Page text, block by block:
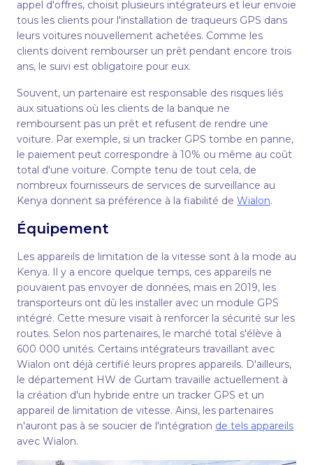
appel d'offres, choisit plusieurs intégrateurs et leur envoie
tous les clients pour l'installation de traqueurs GPS dans
leurs voitures nouvellement achetées. Comme les
clients doivent rembourser un prêt pendant encore trois
ans, le suivi est obligatoire pour eux.
Souvent, un partenaire est responsable des risques liés
aux situations où les clients de la banque ne
remboursent pas un prêt et refusent de rendre une
voiture. Par exemple, si un tracker GPS tombe en panne,
le paiement peut correspondre à 10% ou même au coût
total d'une voiture. Compte tenu de tout cela, de
nombreux fournisseurs de services de surveillance au
Kenya donnent sa préférence à la fiabilité de Wialon.
Équipement
Les appareils de limitation de la vitesse sont à la mode au
Kenya. Il y a encore quelque temps, ces appareils ne
pouvaient pas envoyer de données, mais en 2019, les
transporteurs ont dû les installer avec un module GPS
intégré. Cette mesure visait à renforcer la sécurité sur les
routes. Selon nos partenaires, le marché total s'élève à
600 000 unités. Certains intégrateurs travaillant avec
Wialon ont déjà certifié leurs propres appareils. D'ailleurs,
le département HW de Gurtam travaille actuellement à
la création d'un hybride entre un tracker GPS et un
appareil de limitation de vitesse. Ainsi, les partenaires
n'auront pas à se soucier de l'intégration de tels appareils
avec Wialon.